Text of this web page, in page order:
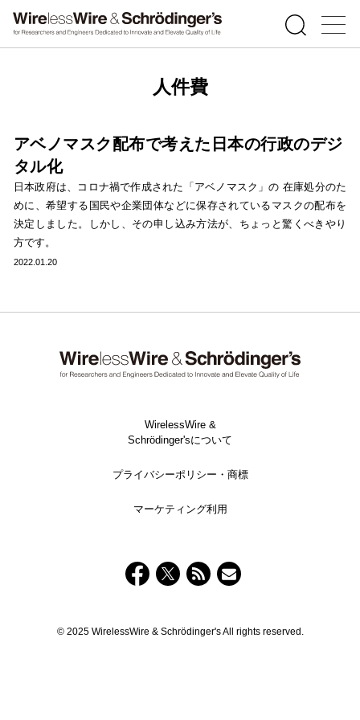
人件費
アベノマスク配布で考えた日本の行政のデジ
タル化
日本政府は、コロナ禍で作成された「アベノマスク」の 在庫処分のた
めに、希望する国民や企業団体などに保存されているマスクの配布を
決定しました。しかし、その申し込み方法が、ちょっと驚くべきやり
方です。
2022.01.20
WirelessWire &
Schrödinger'sについて
プライバシーポリシー・商標
マーケティング利用
© 2025 WirelessWire & Schrödinger's All rights reserved.